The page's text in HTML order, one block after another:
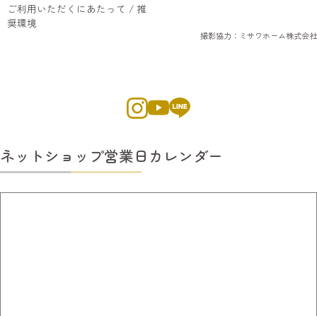
ご利用いただくにあたって / 推
奨環境
撮影協力：ミサワホーム株式会社
ネットショップ営業日カレンダー